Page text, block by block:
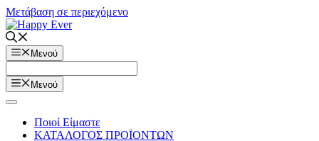
Μετάβαση σε περιεχόμενο
Μενού
Μενού
Ποιοί Είμαστε
ΚΑΤΑΛΟΓΟΣ ΠΡΟΪΟΝΤΩΝ